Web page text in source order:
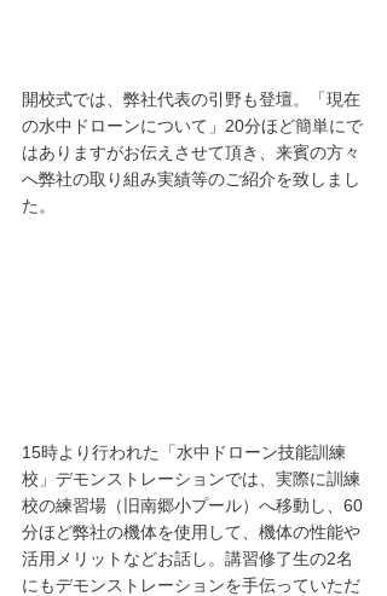
開校式では、弊社代表の引野も登壇。「現在
の水中ドローンについて」20分ほど簡単にで
はありますがお伝えさせて頂き、来賓の方々
へ弊社の取り組み実績等のご紹介を致しまし
た。
15時より行われた「水中ドローン技能訓練
校」デモンストレーションでは、実際に訓練
校の練習場（旧南郷小プール）へ移動し、60
分ほど弊社の機体を使用して、機体の性能や
活用メリットなどお話し。講習修了生の2名
にもデモンストレーションを手伝っていただ